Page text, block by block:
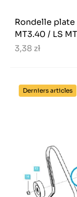
Rondelle plate
MT3.40 / LS
3,38 zł
Derniers articles